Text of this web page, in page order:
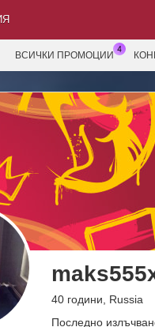
ВСИЧКИ ПРОМОЦИИ
40 години, Russia
Последно